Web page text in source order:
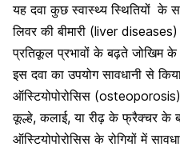
यह दवा कुछ स्वास्थ्य स्थितियों के
लिवर की बीमारी (liver diseases)
प्रतिकूल प्रभावों के बढ़ते जोखिम के
इस दवा का उपयोग सावधानी से
ऑस्टियोपोरोसिस (osteoporosis)
कूल्हे, कलाई, या रीढ़ के फ्रैक्चर के
ऑस्टियोपोरोसिसके रोगियों में